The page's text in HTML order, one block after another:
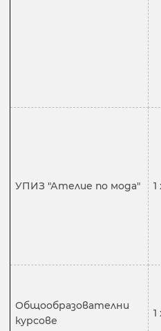
УПИЗ "Ателие по мода" 1
Общообразователни
курсове
1